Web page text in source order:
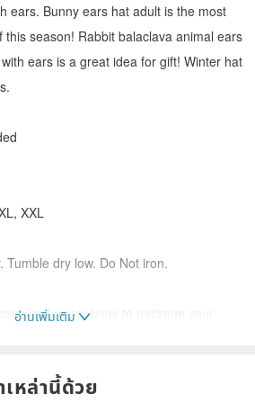
ears. Bunny ears hat adult is the most
season! Rabbit balaclava animal ears
ears is a great idea for gift! Winter hat
XXL
Tumble dry low. Do Not iron.
and paper bags to package your
IN THE PRICE OF THE ITEM! ALL
อ่านเพิ่มเติม
หล่านี้ด้วย